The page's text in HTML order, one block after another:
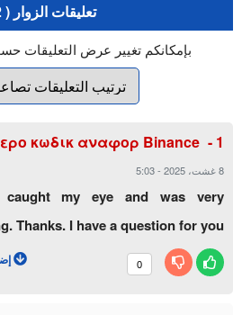
تعليقات الزوار ( 2 )
بإمكانكم تغيير عرض التعليقات
κωδικ αναφορ Binance
8 غشت، 2025 -
5:03
my eye and was very
Thanks. I have a question for you.
0